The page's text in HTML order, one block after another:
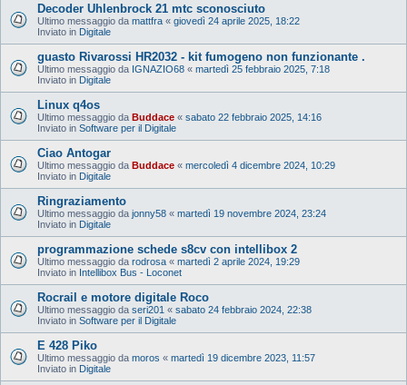
Decoder Uhlenbrock 21 mtc sconosciuto
Ultimo messaggio da mattfra « giovedì 24 aprile 2025, 18:22
Inviato in Digitale
guasto Rivarossi HR2032 - kit fumogeno non funzionante .
Ultimo messaggio da IGNAZIO68 « martedì 25 febbraio 2025, 7:18
Inviato in Digitale
Linux q4os
Ultimo messaggio da Buddace « sabato 22 febbraio 2025, 14:16
Inviato in Software per il Digitale
Ciao Antogar
Ultimo messaggio da Buddace « mercoledì 4 dicembre 2024, 10:29
Inviato in Digitale
Ringraziamento
Ultimo messaggio da jonny58 « martedì 19 novembre 2024, 23:24
Inviato in Digitale
programmazione schede s8cv con intellibox 2
Ultimo messaggio da rodrosa « martedì 2 aprile 2024, 19:29
Inviato in Intellibox Bus - Loconet
Rocrail e motore digitale Roco
Ultimo messaggio da seri201 « sabato 24 febbraio 2024, 22:38
Inviato in Software per il Digitale
E 428 Piko
Ultimo messaggio da moros « martedì 19 dicembre 2023, 11:57
Inviato in Digitale